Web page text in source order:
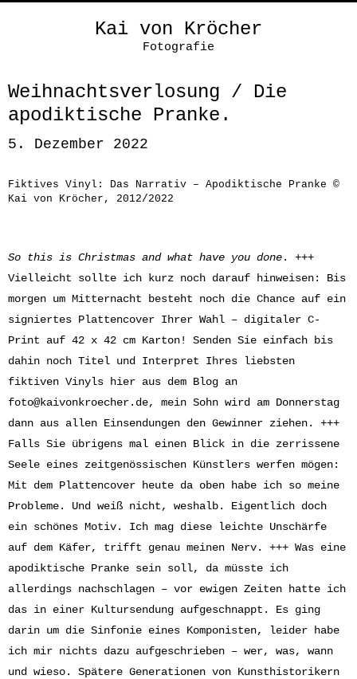
Kai von Kröcher
Fotografie
Weihnachtsverlosung / Die
apodiktische Pranke.
5. Dezember 2022
Fiktives Vinyl: Das Narrativ – Apodiktische Pranke ©
Kai von Kröcher, 2012/2022
So this is Christmas and what have you done. +++
Vielleicht sollte ich kurz noch darauf hinweisen: Bis
morgen um Mitternacht besteht noch die Chance auf ein
signiertes Plattencover Ihrer Wahl – digitaler C-
Print auf 42 x 42 cm Karton! Senden Sie einfach bis
dahin noch Titel und Interpret Ihres liebsten
fiktiven Vinyls hier aus dem Blog an
foto@kaivonkroecher.de, mein Sohn wird am Donnerstag
dann aus allen Einsendungen den Gewinner ziehen. +++
Falls Sie übrigens mal einen Blick in die zerrissene
Seele eines zeitgenössischen Künstlers werfen mögen:
Mit dem Plattencover heute da oben habe ich so meine
Probleme. Und weiß nicht, weshalb. Eigentlich doch
ein schönes Motiv. Ich mag diese leichte Unschärfe
auf dem Käfer, trifft genau meinen Nerv. +++ Was eine
apodiktische Pranke sein soll, da müsste ich
allerdings nachschlagen – vor ewigen Zeiten hatte ich
das in einer Kultursendung aufgeschnappt. Es ging
darin um die Sinfonie eines Komponisten, leider habe
ich mir nichts dazu aufgeschrieben – wer, was, wann
und wieso. Spätere Generationen von Kunsthistorikern